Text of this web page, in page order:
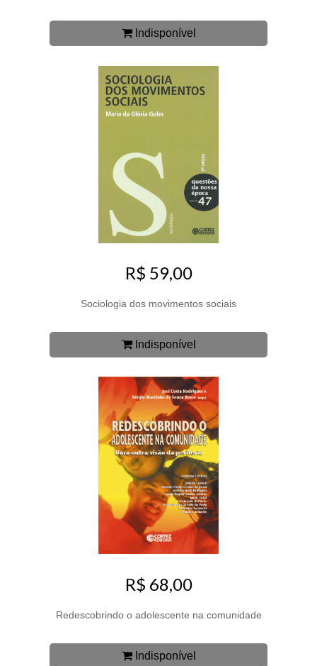
Indisponível
R$ 59,00
Sociologia dos movimentos sociais
Indisponível
R$ 68,00
Redescobrindo o adolescente na comunidade
Indisponível